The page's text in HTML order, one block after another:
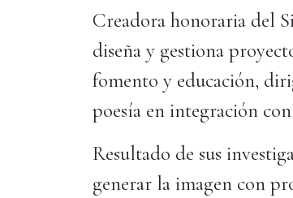
Creadora honoraria del
diseña y gestiona
fomento y educación,
poesía en integración
Resultado de sus
generar la imagen con